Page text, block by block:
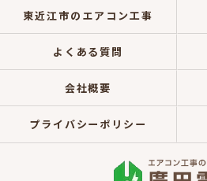
東近江市のエアコン工事
よくある質問
会社概要
プライバシーポリシー